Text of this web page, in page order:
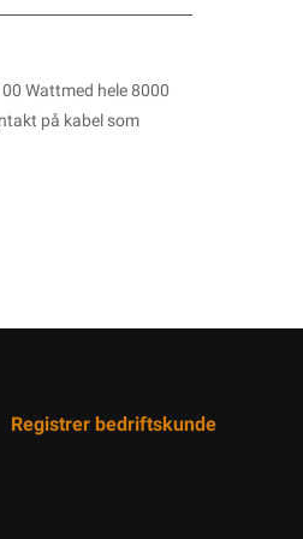
Wattmed hele 8000
på kabel som
Registrer bedriftskunde